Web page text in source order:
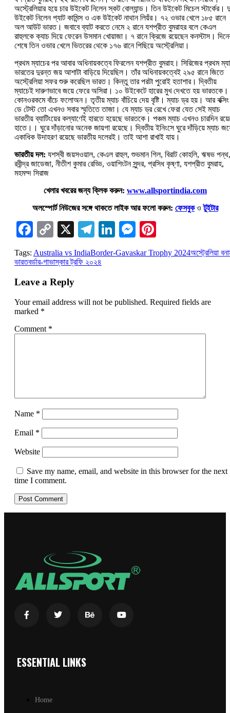
অস্ট্রেলিয়ার হয়ে চার উইকেট নিলেন স্কট বোল্যান্ড। তিন উইকেট মিচেল স্টার্কের।
উইকেট নিলেন প্যাট কামিন্স ও এক উইকেট নাথান লিয়ঁর। ৭২ ওভার খেলে ১৮৫ রানে
অল আউট ভারত। জবাবে ব্যাট করতে নেমে ২ রানে যশপ্রীত বুমরাহর বলে কেএল
রাহুলকে ক্যাচ দিয়ে ফেরেন উসমান খোয়াজা। ৭ রানে ক্রিজে রয়েছেন কনস্টাস।
শেষে তিন ওভার খেলে ভিতরের থেকে ১৭৬ রানে পিছিয়ে অস্ট্রেলিয়া।
প্রথম ম্যাচের পর আবার অধিনায়কত্বে ফিরলেন যশপ্রীত বুমরাহ। সিরিজের প্রথম
ভারতের দুরন্ত জয় আশাটা বাড়িয়ে দিয়েছিল। তাঁর অধিনায়কত্বেই ২৯৫ রানে জিতে
অস্ট্রেলিয়া সফর শুরু করেছিল ভারত। কিন্তু তার পরটা পুরোই হতাশার। দ্বিতীয়
ম্যাচেই দারুণভাবে জয়ে ফেরে অসিরা। ১০ উইকেটে হারের মুখ দেখতে হয় ভারতকে।
কোনওরকমে বাঁচে ফলোঅন। তৃতীয় ম্যাচ বাঁচিয়ে দেয় বৃষ্টি। ম্যাচ ড্র হয়। আর বক্সিং
ডে টেস্ট তো এখনও সবার স্মৃতিতে তাজা। যে ম্যাচ ড্র রেখে ফেরা যেত সেই ম্যাচ
ভারতীয় ব্যাটিংয়ের কল্যাণেই হারতে হয়েছে ভারতকে। পঞ্চম ম্যাচ এখনও চারদিন
হাতে।। ঘুরে দাঁড়ানোর অনেক জায়গা রয়েছে। দ্বিতীয় ইনিংসে ঘুরে দাঁড়িয়ে ম্যাচ
একাধিক উদাহরণ রয়েছে ভারতীয় দলেরই। তাই আশা রাখাই যায়।
ভারতীয় দল: যশস্বী জয়সওয়াল, কেএল রাহুল, শুভমান গিল, বিরাট কোহলি, ঋষভ পন্থ,
রবীন্দ্র জাডেজা, নীতীশ কুমার রেড্ডি, ওয়াশিংটন সুন্দর, প্রসিধ কৃষ্ণা, যশপ্রীত বুমরাহ,
মহমম্দ সিরাজ
খেলার খবরের জন্য ক্লিক করুন: www.allsportindia.com
অলস্পোর্ট নিউজের সঙ্গে থাকতে লাইক আর ফলো করুন: ফেসবুকওটুইটার
Facebook
Copy
Link
X Telegram
LinkedIn
Messenger
Tags: Australia vs IndiaBorder-Gavaskar Trophy 2024অস্ট্রেলিয়া
ভারতবর্ডার-গাভাস্কার ট্রফি ২০২৪
Leave a Reply
Your email address will not be published. Required fields are
marked *
Comment *
Name *
Email *
Website
Save my name, email, and website in this browser for the next
time I comment.
ESSENTIAL LINKS
Home